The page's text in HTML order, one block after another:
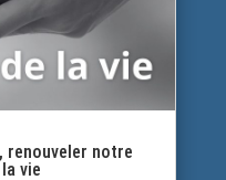
renouveler notre
vie